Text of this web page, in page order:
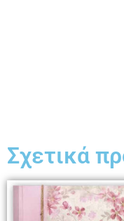
Σχετικά